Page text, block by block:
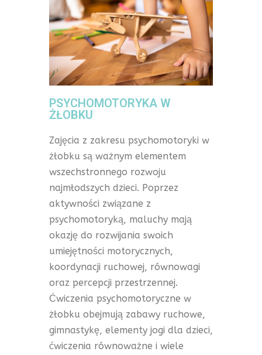
PSYCHOMOTORYKA W
ŻŁOBKU
Zajęcia z zakresu psychomotoryki w
żłobku są ważnym elementem
wszechstronnego rozwoju
najmłodszych dzieci. Poprzez
aktywności związane z
psychomotoryką, maluchy mają
okazję do rozwijania swoich
umiejętności motorycznych,
koordynacji ruchowej, równowagi
oraz percepcji przestrzennej.
Ćwiczenia psychomotoryczne w
żłobku obejmują zabawy ruchowe,
gimnastykę, elementy jogi dla dzieci,
ćwiczenia równoważne i wiele